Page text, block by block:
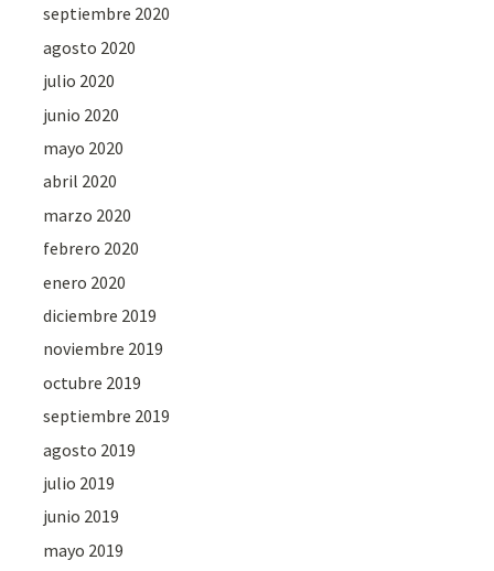
septiembre 2020
agosto 2020
julio 2020
junio 2020
mayo 2020
abril 2020
marzo 2020
febrero 2020
enero 2020
diciembre 2019
noviembre 2019
octubre 2019
septiembre 2019
agosto 2019
julio 2019
junio 2019
mayo 2019